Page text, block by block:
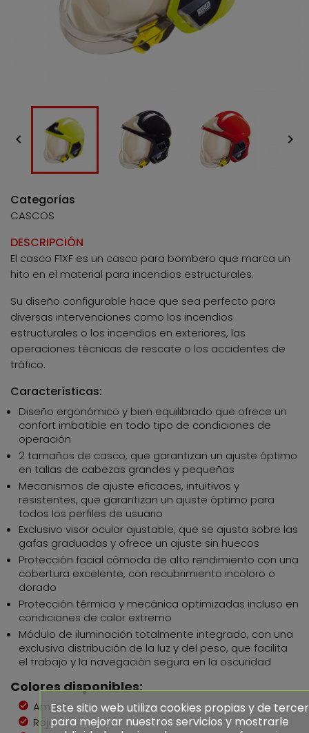
 
Categorías
CASCOS
DESCRIPCIÓN
El casco F1XF es un casco para bombero que marca un
hito en el material para incendios estructurales.
Su diseño configurable hace que sea perfecto para
diversas intervenciones como los incendios
estructurales o los incendios en exteriores, las
operaciones técnicas de rescate o los accidentes de
tráfico.
Características:
Diseño ergonómico y bien equilibrado que ofrece un
confort imbatible en todo tipo de condiciones de
operación
2 tamaños de casco, que garantizan un ajuste óptimo
en tallas de cabezas grandes y pequeñas
Mecanismos de ajuste eficaces, intuitivos y
resistentes, que garantizan un ajuste óptimo para
todos los perfiles de usuario
Exclusivo visor ocular ajustable, que se ajusta sobre las
gafas graduadas y ofrece un ajuste sin huecos
Protección facial cómoda de alto rendimiento con una
cobertura excelente, con recubrimiento incoloro o
dorado
Protección térmica y mecánica optimizadas incluso en
condiciones de calor extremo
Módulo de iluminación totalmente integrado, con una
exclusiva distribución de la luz y del peso, que facilita
el trabajo y la navegación segura en la oscuridad
Colores disponibles:
Amarillo
Rojo
Este sitio web utiliza cookies propias y de
para mejorar nuestros servicios y mostrarle